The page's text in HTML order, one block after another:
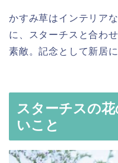
かすみ草はインテリア
に、スターチスと合わ
素敵。記念として新居
スターチスの
いこと